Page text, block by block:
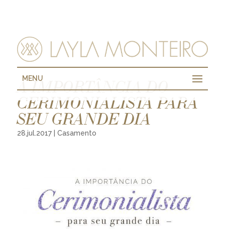
MENU
A IMPORTÂNCIA DO
CERIMONIALISTA PARA
SEU GRANDE DIA
28.jul.2017| Casamento